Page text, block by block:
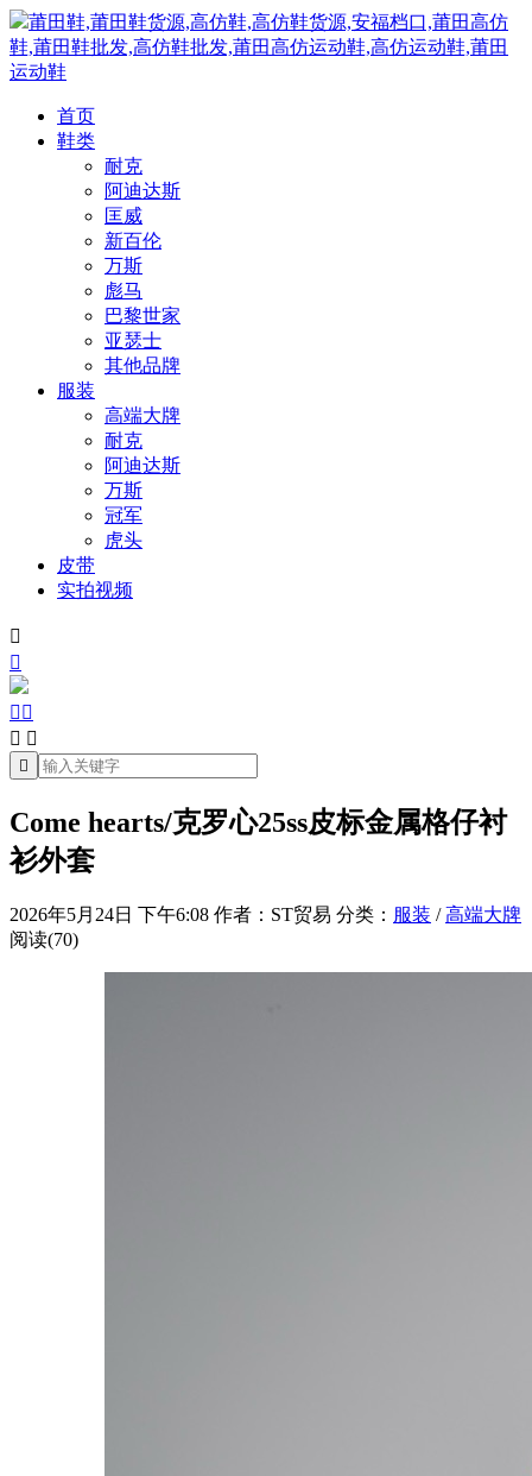
莆田鞋,莆田鞋货源,高仿鞋,高仿鞋货源,安福档口,莆田高仿
鞋,莆田鞋批发,高仿鞋批发,莆田高仿运动鞋,高仿运动鞋,莆田
运动鞋
首页
鞋类
耐克
阿迪达斯
匡威
新百伦
万斯
彪马
巴黎世家
亚瑟士
其他品牌
服装
高端大牌
耐克
阿迪达斯
万斯
冠军
虎头
皮带
实拍视频


 
 

Come hearts/克罗心25ss皮标金属格仔衬
衫外套
2026年5月24日 下午6:08 作者：ST贸易 分类： 服装 /高端大牌
阅读(70)